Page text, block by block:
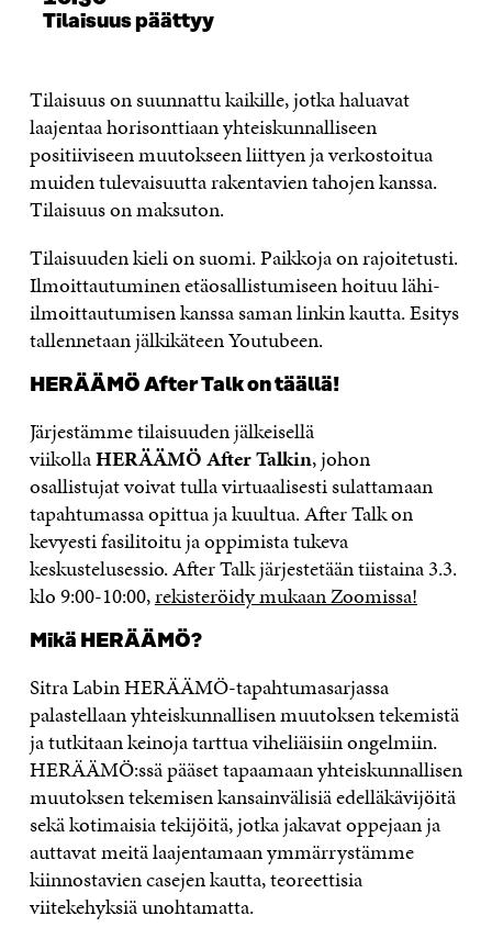
S
S
A
S
S
Tilaisuus päättyy
Tilaisuus on suunnattu kaikille, jotka haluavat
laajentaa horisonttiaan yhteiskunnalliseen
positiiviseen muutokseen liittyen ja verkostoitua
muiden tulevaisuutta rakentavien tahojen kanssa.
Tilaisuus on maksuton.
Tilaisuuden kieli on suomi. Paikkoja on rajoitetusti.
Ilmoittautuminen etäosallistumiseen hoituu lähi-
ilmoittautumisen kanssa saman linkin kautta. Esitys
tallennetaan jälkikäteen Youtubeen.
HERÄÄMÖ After Talk on täällä!
Järjestämme tilaisuuden jälkeisellä
viikollaHERÄÄMÖ After Talkin, johon
osallistujat voivat tulla virtuaalisesti sulattamaan
tapahtumassa opittua ja kuultua. After Talk on
kevyesti fasilitoitu ja oppimista tukeva
keskustelusessio. After Talk järjestetään tiistaina 3.3.
klo 9:00-10:00,rekisteröidy mukaan Zoomissa!
Mikä HERÄÄMÖ?
Sitra Labin HERÄÄMÖ-tapahtumasarjassa
palastellaan yhteiskunnallisen muutoksen tekemistä
ja tutkitaan keinoja tarttua viheliäisiin ongelmiin.
HERÄÄMÖ:ssä pääset tapaamaan yhteiskunnallisen
muutoksen tekemisen kansainvälisiä edelläkävijöitä
sekä kotimaisia tekijöitä, jotka jakavat oppejaan ja
auttavat meitä laajentamaan ymmärrystämme
kiinnostavien casejen kautta, teoreettisia
viitekehyksiä unohtamatta.